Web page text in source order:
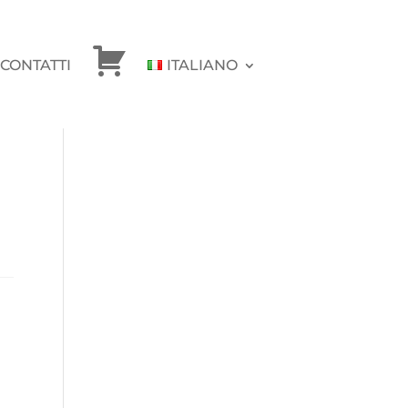
CONTATTI CHECKOUTITALIANO